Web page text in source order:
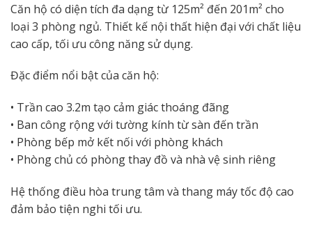
Căn hộ có diện tích đa dạng từ 125m² đến 201m² cho
loại 3 phòng ngủ. Thiết kế nội thất hiện đại với chất liệu
cao cấp, tối ưu công năng sử dụng.
Đặc điểm nổi bật của căn hộ:
• Trần cao 3.2m tạo cảm giác thoáng đãng
• Ban công rộng với tường kính từ sàn đến trần
• Phòng bếp mở kết nối với phòng khách
• Phòng chủ có phòng thay đồ và nhà vệ sinh riêng
Hệ thống điều hòa trung tâm và thang máy tốc độ cao
đảm bảo tiện nghi tối ưu.